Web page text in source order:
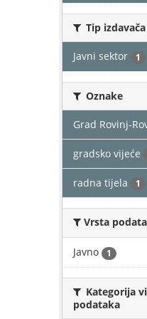
Tip izdavača
Javni sektor 1
Oznake
Grad Rovinj-
gradsko vijeće
radna tijela 1
Vrsta
Javno 1
Kategorija
podataka